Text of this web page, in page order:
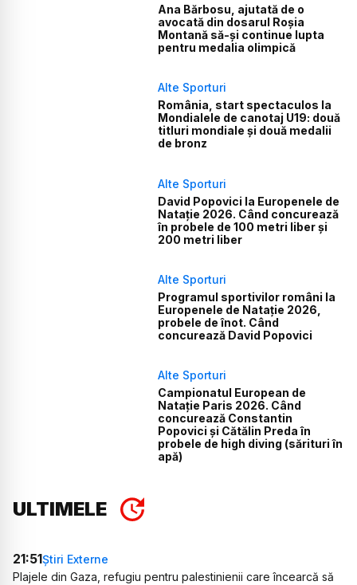
Ana Bărbosu, ajutată de o
avocată din dosarul Roșia
Montană să-și continue lupta
pentru medalia olimpică
Alte Sporturi
România, start spectaculos la
Mondialele de canotaj U19: două
titluri mondiale și două medalii
de bronz
Alte Sporturi
David Popovici la Europenele de
Natație 2026. Când concurează
în probele de 100 metri liber și
200 metri liber
Alte Sporturi
Programul sportivilor români la
Europenele de Natație 2026,
probele de înot. Când
concurează David Popovici
Alte Sporturi
Campionatul European de
Natație Paris 2026. Când
concurează Constantin
Popovici și Cătălin Preda în
probele de high diving (sărituri în
apă)
ULTIMELE
21:51Știri Externe
Plajele din Gaza, refugiu pentru palestinienii care încearcă să